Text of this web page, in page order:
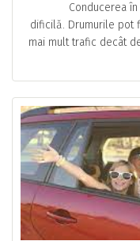
Conducerea
dificilă. Drumurile pot
mai mult trafic decât